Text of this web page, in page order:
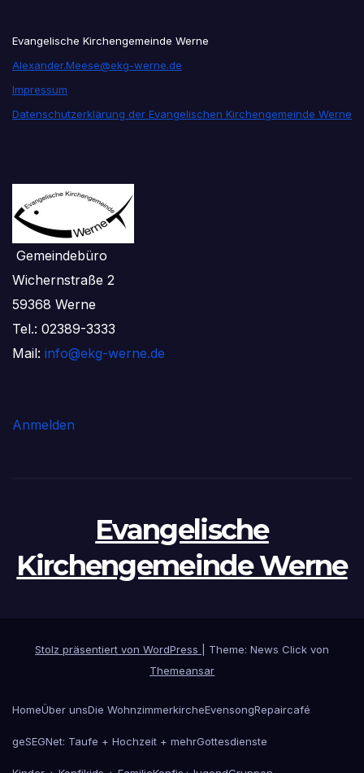
Evangelische Kirchengemeinde Werne
Alexander.Meese@ekg-werne.de
Impressum
Datenschutzerklärung der Evangelischen Kirchengemeinde Werne
Gemeindebüro
Wichernstraße 2
59368 Werne
Tel.: 02389-3333
Mail: info@ekg-werne.de
Anmelden
Evangelische
Kirchengemeinde Werne
Stolz präsentiert von WordPress
Theme: News Click von
Themeansar
HomeÜber unsDie WohnzimmerkircheEvensongRepaircafé
geSEGNet: Taufe + Hochzeit + mehrGottesdienste